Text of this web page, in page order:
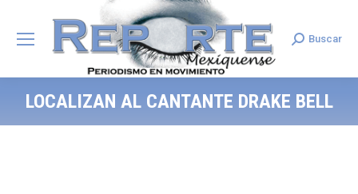
Search:
Buscar
LOCALIZAN AL CANTANTE DRAKE BELL